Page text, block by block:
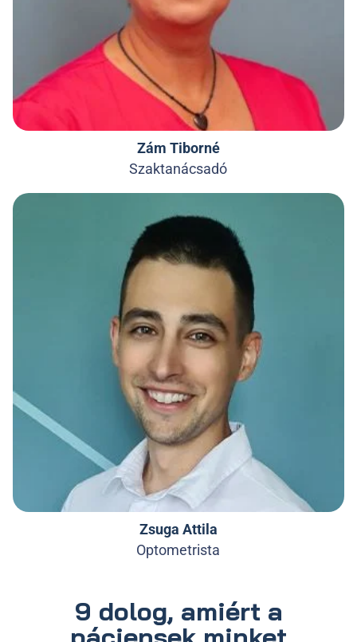
Zám Tiborné
Szaktanácsadó
Zsuga Attila
Optometrista
9 dolog, amiért a